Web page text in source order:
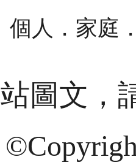
個人．家庭
圖文，